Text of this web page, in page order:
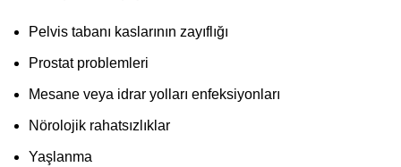
Pelvis tabanı kaslarının zayıflığı
Prostat problemleri
Mesane veya idrar yolları enfeksiyonları
Nörolojik rahatsızlıklar
Yaşlanma